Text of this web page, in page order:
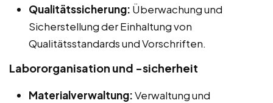
Qualitätssicherung: Überwachung und
Sicherstellung der Einhaltung von
Qualitätsstandards und Vorschriften.
Labororganisation und -sicherheit
Materialverwaltung:Verwaltung und